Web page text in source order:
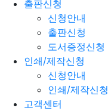
출판신청
신청안내
출판신청
도서증정신청
인쇄/제작신청
신청안내
인쇄/제작신청
고객센터